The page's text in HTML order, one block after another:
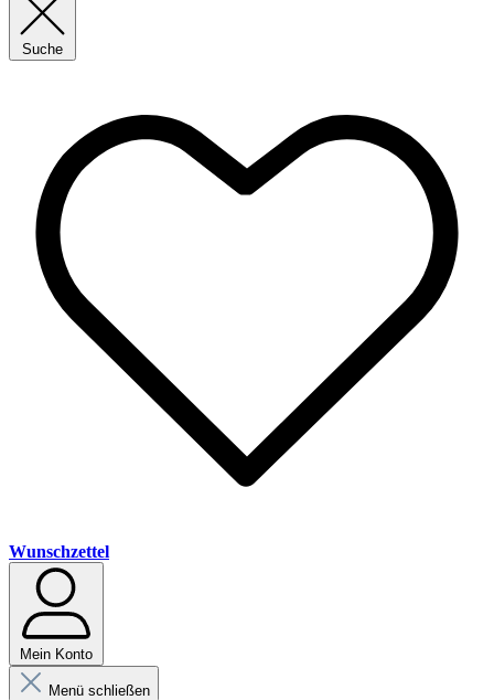
Suche
Wunschzettel
Mein Konto
Menü schließen